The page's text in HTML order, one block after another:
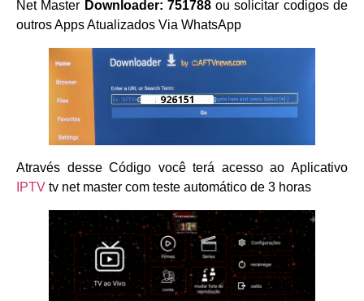
Net Master Downloader: 751788ou solicitar codigos de
outros Apps Atualizados Via WhatsApp
Através desse Código você terá acesso ao Aplicativo
IPTV tv net master com teste automático de 3 horas